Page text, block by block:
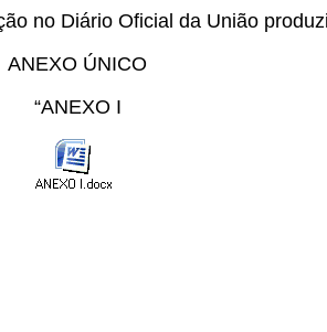
no Diário Oficial da União
ANEXO ÚNICO
“ANEXO I